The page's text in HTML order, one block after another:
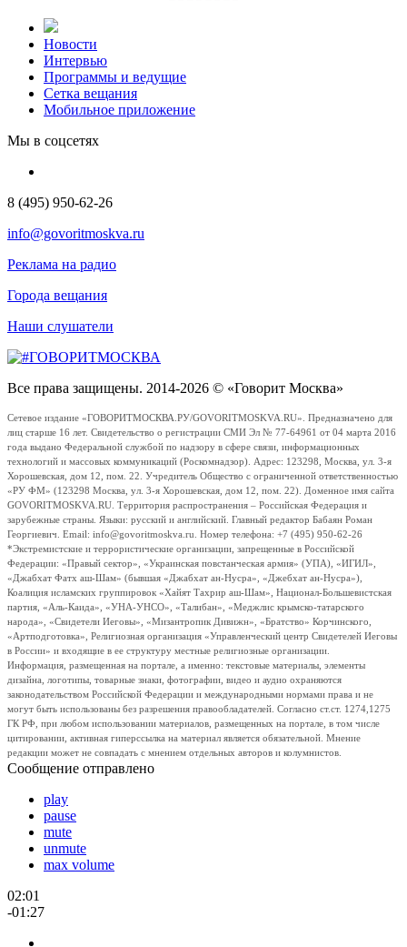
Новости
Интервью
Программы и ведущие
Сетка вещания
Мобильное приложение
Мы в соцсетях
8 (495) 950-62-26
info@govoritmoskva.ru
Реклама на радио
Города вещания
Наши слушатели
Все права защищены. 2014-2026 © «Говорит Москва»
Сетевое издание «ГОВОРИТМОСКВА.РУ/GOVORITMOSKVA.RU». Предназначено для
лиц старше 16 лет. Свидетельство о регистрации СМИ Эл № 77-64961 от 04 марта 2016
года выдано Федеральной службой по надзору в сфере связи, информационных
технологий и массовых коммуникаций (Роскомнадзор). Адрес: 123298, Москва, ул. 3-я
Хорошевская, дом 12, пом. 22. Учредитель Общество с ограниченной ответственностью
«РУ ФМ» (123298 Москва, ул. 3-я Хорошевская, дом 12, пом. 22). Доменное имя сайта
GOVORITMOSKVA.RU. Территория распространения – Российская Федерация и
зарубежные страны. Языки: русский и английский. Главный редактор Бабаян Роман
Георгиевич. Email: info@govoritmoskva.ru. Номер телефона: +7 (495) 950-62-26
*Экстремистские и террористические организации, запрещенные в Российской
Федерации: «Правый сектор», «Украинская повстанческая армия» (УПА), «ИГИЛ»,
«Джабхат Фатх аш-Шам» (бывшая «Джабхат ан-Нусра», «Джебхат ан-Нусра»),
Коалиция исламских группировок «Хайят Тахрир аш-Шам», Национал-Большевистская
партия, «Аль-Каида», «УНА-УНСО», «Талибан», «Меджлис крымско-татарского
народа», «Свидетели Иеговы», «Мизантропик Дивижн», «Братство» Корчинского,
«Артподготовка», Религиозная организация «Управленческий центр Свидетелей Иеговы
в России» и входящие в ее структуру местные религиозные организации.
Информация, размещенная на портале, а именно: текстовые материалы, элементы
дизайна, логотипы, товарные знаки, фотографии, видео и аудио охраняются
законодательством Российской Федерации и международными нормами права и не
могут быть использованы без разрешения правообладателей. Согласно ст.ст. 1274,1275
ГК РФ, при любом использовании материалов, размещенных на портале, в том числе
цитировании, активная гиперссылка на материал является обязательной. Мнение
редакции может не совпадать с мнением отдельных авторов и колумнистов.
Сообщение отправлено
play
pause
mute
unmute
max volume
02:01
-01:27